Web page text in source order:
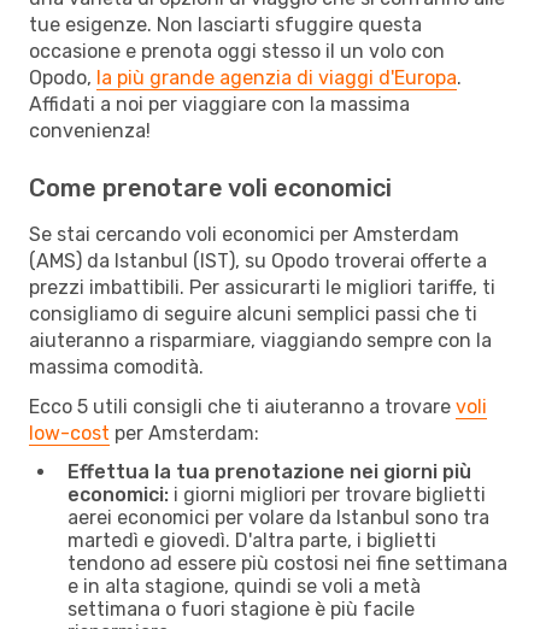
tue esigenze. Non lasciarti sfuggire questa
occasione e prenota oggi stesso il un volo con
Opodo, la più grande agenzia di viaggi d'Europa.
Affidati a noi per viaggiare con la massima
convenienza!
Come prenotare voli economici
Se stai cercando voli economici per Amsterdam
(AMS) da Istanbul (IST), su Opodo troverai offerte a
prezzi imbattibili. Per assicurarti le migliori tariffe, ti
consigliamo di seguire alcuni semplici passi che ti
aiuteranno a risparmiare, viaggiando sempre con la
massima comodità.
Ecco 5 utili consigli che ti aiuteranno a trovare voli
low-cost per Amsterdam:
Effettua la tua prenotazione nei giorni più
economici: i giorni migliori per trovare biglietti
aerei economici per volare da Istanbul sono tra
martedì e giovedì. D'altra parte, i biglietti
tendono ad essere più costosi nei fine settimana
e in alta stagione, quindi se voli a metà
settimana o fuori stagione è più facile